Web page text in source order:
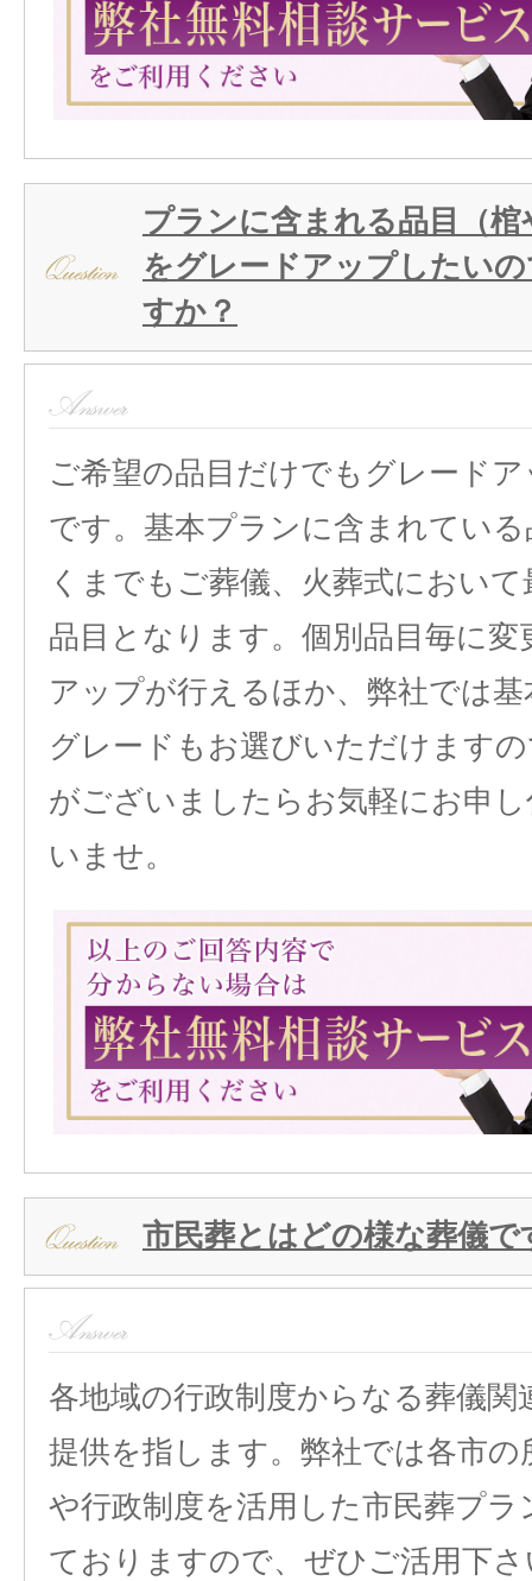
プランに含まれる品目（
をグレードアップしたい
すか？
ご希望の品目だけでもグレード
です。基本プランに含まれてい
くまでもご葬儀、火葬式におい
品目となります。個別品目毎に変
アップが行えるほか、弊社では
グレードもお選びいただけます
がございましたらお気軽にお申
いませ。
市民葬とはどの様な葬儀で
各地域の行政制度からなる葬儀関
提供を指します。弊社では各市の
や行政制度を活用した市民葬プラ
ておりますので、ぜひご活用下